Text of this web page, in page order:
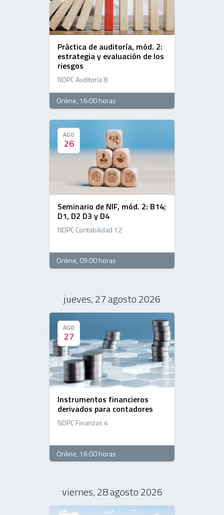
Práctica de auditoría, mód. 2:
estrategia y evaluación de los
riesgos
NDPC Auditoría 8
Online, 16:00 horas
AGO
26
AGO
26
Seminario de NIF, mód. 2: B14;
D1, D2 D3 y D4
NDPC Contabilidad 12
Online, 09:00 horas
jueves, 27 agosto 2026
AGO
27
AGO
27
Instrumentos financieros
derivados para contadores
NDPC Finanzas 4
Online, 16:00 horas
viernes, 28 agosto 2026